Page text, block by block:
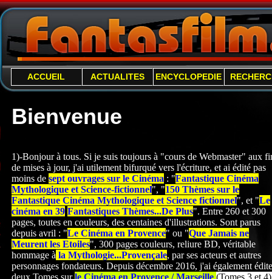
ACCUEIL ACTUALITES ENCYCLOPEDIE
Bienvenue
1)-Bonjour à tous. Si je suis toujours à "cours de Webmaster" aux
de mises à jour, j'ai utilement bifurqué vers l'écriture, et ai édité pas
moins de sept ouvrages sur le Cinéma : "Fantastique Cinéma
Mythologique et Science-fictionnel", "150 Thèmes sur le
Fantastique Cinéma Mythologique et Science fictionnel", et "Le
cinéma en 39 Fantastiques Thèmes...De Plus". Entre 260 et 300
pages, toutes en couleurs, des centaines d'illustrations. Sont parus
depuis avril : "Le Cinéma en Provence" ou "Que Jamais ne
Meurent les Etoiles", 300 pages couleurs, reliure BD, véritable
hommage à la Mythologie...Provençale, par ses acteurs et autres
personnages fondateurs. Depuis décembre 2016, j'ai également
deux Tomes surle Cinéma en Provence / Marseille (Tomes 3 et 4)